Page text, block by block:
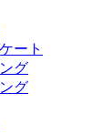
ート
グ
グ